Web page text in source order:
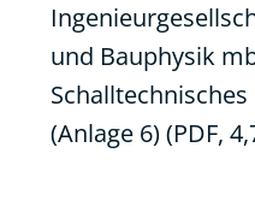
und Bauphysik
(Anlage 6) (PDF,